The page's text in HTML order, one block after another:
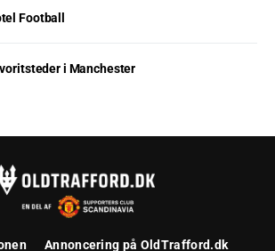
Football
i Manchester
Annoncering på OldTrafford.dk